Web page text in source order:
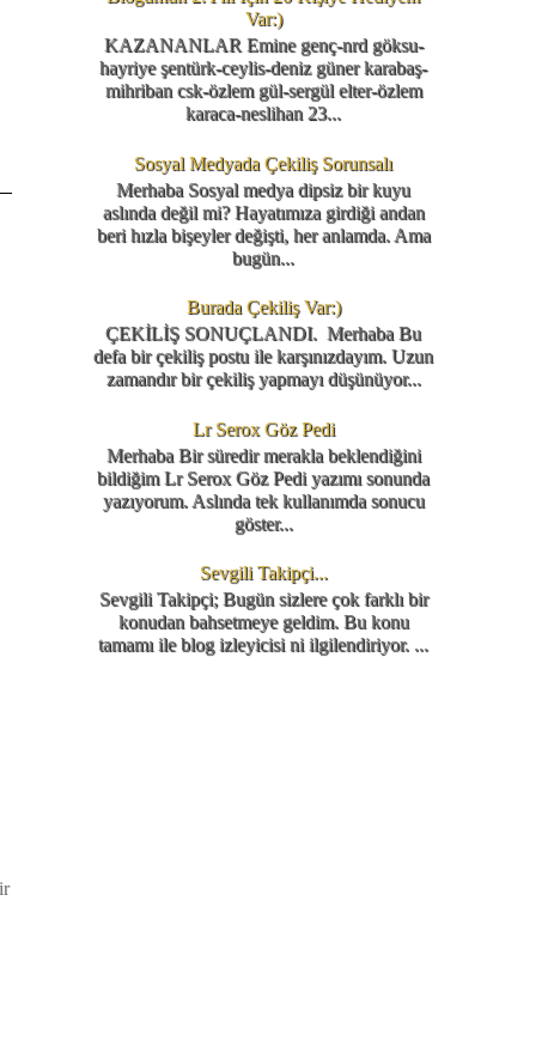
Var:)
KAZANANLAR Emine genç-nrd göksu-
hayriye şentürk-ceylis-deniz güner karabaş-
mihriban csk-özlem gül-sergül elter-özlem
karaca-neslihan 23...
Sosyal Medyada Çekiliş Sorunsalı
Merhaba Sosyal medya dipsiz bir kuyu
aslında değil mi? Hayatımıza girdiği andan
beri hızla bişeyler değişti, her anlamda. Ama
bugün...
Burada Çekiliş Var:)
ÇEKİLİŞ SONUÇLANDI. Merhaba Bu
defa bir çekiliş postu ile karşınızdayım. Uzun
zamandır bir çekiliş yapmayı düşünüyor...
Lr Serox Göz Pedi
Merhaba Bir süredir merakla beklendiğini
bildiğim Lr Serox Göz Pedi yazımı sonunda
yazıyorum. Aslında tek kullanımda sonucu
göster...
Sevgili Takipçi...
Sevgili Takipçi; Bugün sizlere çok farklı bir
konudan bahsetmeye geldim. Bu konu
tamamı ile blog izleyicisi ni ilgilendiriyor. ...